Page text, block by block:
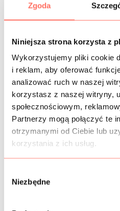
Zgoda
Niniejsza strona korzysta z
Wykorzystujemy pliki cookie
i reklam, aby oferować
analizować ruch w naszej
korzystasz z naszej witryny,
społecznościowym,
Partnerzy mogą połączyć te
otrzymanymi od Ciebie lub
korzystania z ich usług.
Niezbędne
Wyprodukowana z wysokiej
acetatu, wiskozy i elastanu,
lekko się uciąga (w
syntetycznych tkanina ta
na zagniecenia. Kolor
Materiał kryjący,zamaszysty
elegancką, gładką
Takrepa syntetycznato
sukienkę koktajlową, bluzkę,
kombinezon itp.